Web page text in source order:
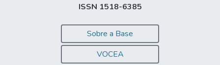
ISSN 1518-6385
Sobre a Base
VOCEA